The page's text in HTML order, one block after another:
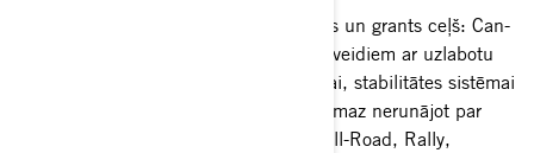
Nelīdzens, zemes, asfaltēts, neasfaltēts un grants ceļš: Can-
Am Canyon ļauj braukt pa visiem ceļu veidiem ar uzlabotu
stabilitāti, pateicoties augstajai klīrensai, stabilitātes sistēmai
un piedzīvojumiem radītai piekarei. Nemaz nerunājot par
četriem braukšanas režīmiem (Sport, All-Road, Rally,